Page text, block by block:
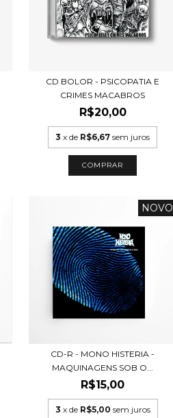
CD BOLOR - PSICOPATIA E
CRIMES MACABROS
R$20,00
3 x de R$6,67 sem juros
NOVO
CD-R - MONO HISTERIA -
MAQUINAGENS SOB O...
R$15,00
3 x de R$5,00 sem juros